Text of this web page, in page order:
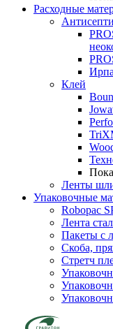
Расходные
Клей
Ленты
Упаковочные
Robopac
Лента
Пакеты с
Скоба,
Стретч